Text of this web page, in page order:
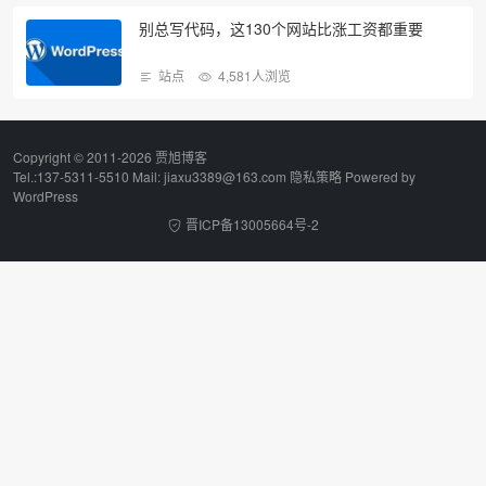
别总写代码，这130个网站比涨工资都重要
站点 4,581人浏览
Copyright © 2011-2026 贾旭博客
Tel.:137-5311-5510 Mail: jiaxu3389@163.com 隐私策略 Powered by
WordPress
晋ICP备13005664号-2